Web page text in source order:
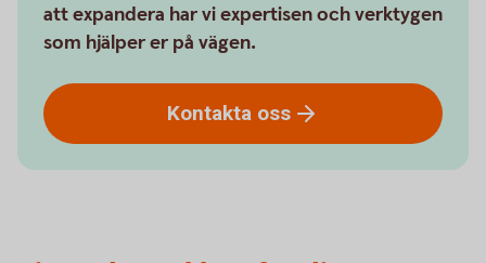
att expandera har vi expertisen och verktygen
som hjälper er på vägen.
Kontakta oss